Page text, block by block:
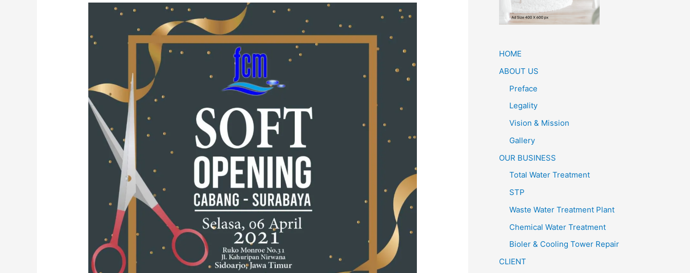
HOME
ABOUT US
Preface
Legality
Vision & Mission
Gallery
OUR BUSINESS
Total Water Treatment
STP
Waste Water Treatment Plant
Chemical Water Treatment
Bioler & Cooling Tower Repair
CLIENT